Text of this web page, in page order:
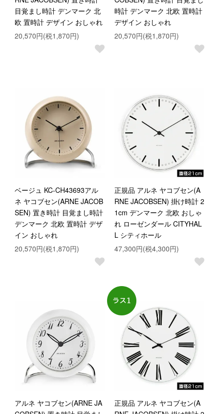
目覚まし時計 デンマーク 北
欧 置時計 デザイン おしゃれ
20,570円(税1,870円)
時計 デンマーク 北欧 置時計
デザイン おしゃれ
20,570円(税1,870円)
ベージュ KC-CH43693アル
ネ ヤコブセン(ARNE JACOB
SEN) 置き時計 目覚まし時計
デンマーク 北欧 置時計 デザ
イン おしゃれ
20,570円(税1,870円)
正規品 アルネ ヤコブセン(A
RNE JACOBSEN) 掛け時計 2
1cm デンマーク 北欧 おしゃ
れ ローゼンダール CITYHAL
L シティホール
47,300円(税4,300円)
アルネ ヤコブセン(ARNE JA
正規品 アルネ ヤコブセン(A